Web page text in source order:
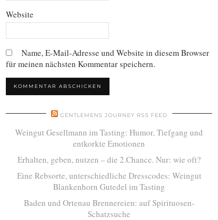
Website
Name, E-Mail-Adresse und Website in diesem Browser
für meinen nächsten Kommentar speichern.
GENTLEMENS JOURNEY RSS FEED
Weingut Gesellmann im Tasting: Humor, Tiefgang und
entkorkte Emotionen
Erhalten, geben, nutzen – die 2.Chance. Nur: wie oft?
Eine Rebsorte, unterschiedliche Dresscodes: Weingut
Blankenhorn Gutedel im Tasting
Baden und Ortenau Brennereien: auf Spirituosen-
Schatzsuche